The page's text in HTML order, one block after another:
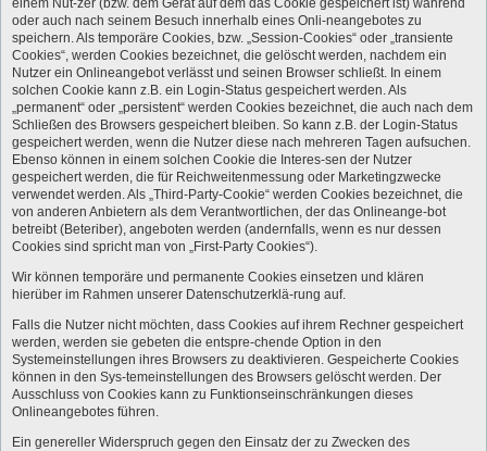
oder auch nach seinem Besuch innerhalb eines Onli-neangebotes zu
speichern. Als temporäre Cookies, bzw. „Session-Cookies“ oder „transiente
Cookies“, werden Cookies bezeichnet, die gelöscht werden, nachdem ein
Nutzer ein Onlineangebot verlässt und seinen Browser schließt. In einem
solchen Cookie kann z.B. ein Login-Status gespeichert werden. Als
„permanent“ oder „persistent“ werden Cookies bezeichnet, die auch nach dem
Schließen des Browsers gespeichert bleiben. So kann z.B. der Login-Status
gespeichert werden, wenn die Nutzer diese nach mehreren Tagen aufsuchen.
Ebenso können in einem solchen Cookie die Interes-sen der Nutzer
gespeichert werden, die für Reichweitenmessung oder Marketingzwecke
verwendet werden. Als „Third-Party-Cookie“ werden Cookies bezeichnet, die
von anderen Anbietern als dem Verantwortlichen, der das Onlineange-bot
betreibt (Beteriber), angeboten werden (andernfalls, wenn es nur dessen
Cookies sind spricht man von „First-Party Cookies“).
Wir können temporäre und permanente Cookies einsetzen und klären
hierüber im Rahmen unserer Datenschutzerklä-rung auf.
Falls die Nutzer nicht möchten, dass Cookies auf ihrem Rechner gespeichert
werden, werden sie gebeten die entspre-chende Option in den
Systemeinstellungen ihres Browsers zu deaktivieren. Gespeicherte Cookies
können in den Sys-temeinstellungen des Browsers gelöscht werden. Der
Ausschluss von Cookies kann zu Funktionseinschränkungen dieses
Onlineangebotes führen.
Ein genereller Widerspruch gegen den Einsatz der zu Zwecken des